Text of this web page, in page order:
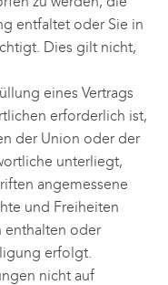
entfaltet oder Sie in
Dies gilt nicht,
eines Vertrags
erforderlich ist,
der Union oder der
unterliegt,
angemessene
und Freiheiten
enthalten oder
erfolgt.
nicht auf